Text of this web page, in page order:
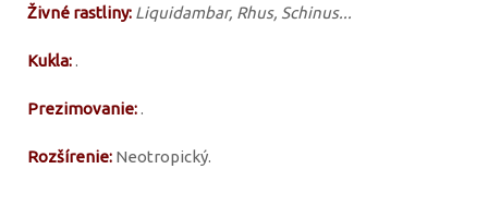
Živné rastliny: Liquidambar, Rhus, Schinus...
Kukla:.
Prezimovanie:.
Rozšírenie: Neotropický.